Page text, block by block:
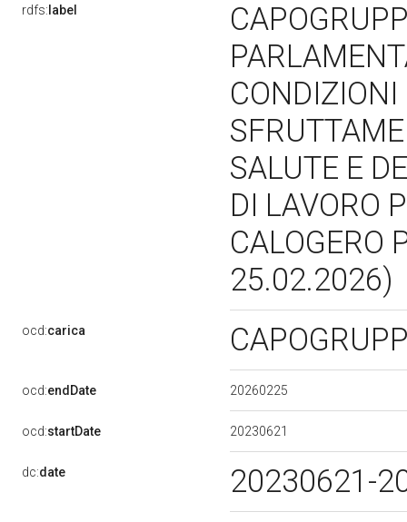
rdfs: label
SALUTE E
DI LAVORO
CALOGERO
25.02.2026)
ocd:carica
ocd:endDate 20260225
ocd:startDate 20230621
dc:date 20230621-